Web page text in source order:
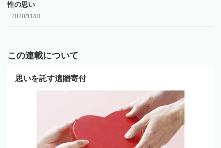
性の思い
2020/11/01
この連載について
思いを託す遺贈寄付